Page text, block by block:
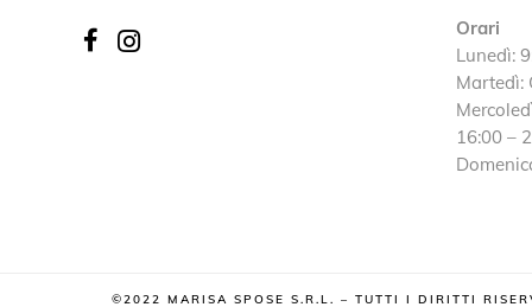
Orari
Lunedì:
Martedì:
16:00 –
©2022 MARISA SPOSE S.R.L. – TUTTI I DIRITTI